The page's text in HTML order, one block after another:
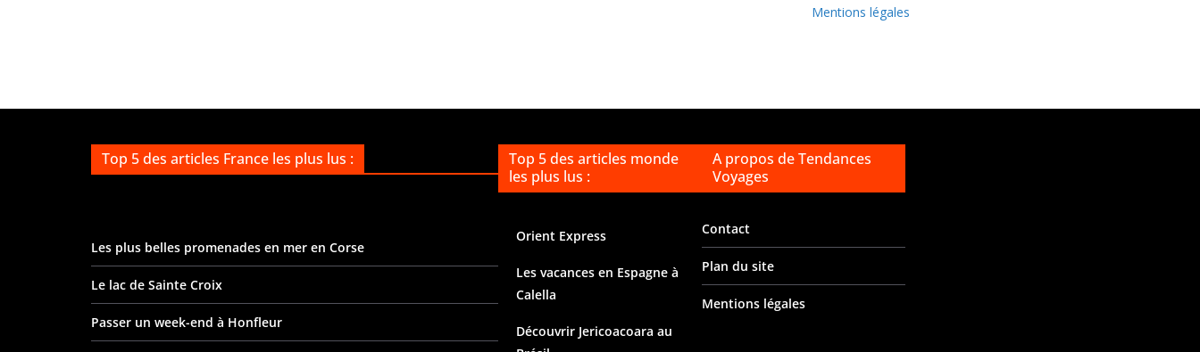
Mentions légales
Top 5 des articles France les plus lus :
Les plus belles promenades en mer en Corse
Le lac de Sainte Croix
Passer un week-end à Honfleur
Top 5 des articles monde
les plus lus :
Orient Express
Les vacances en Espagne à
Calella
Découvrir Jericoacoara au
A propos de Tendances
Voyages
Contact
Plan du site
Mentions légales